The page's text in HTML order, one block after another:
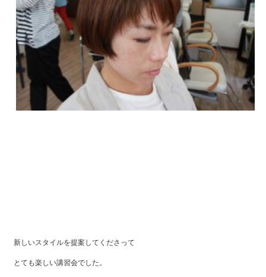
新しいスタイルを提案してくださって
とても楽しい講習会でした。